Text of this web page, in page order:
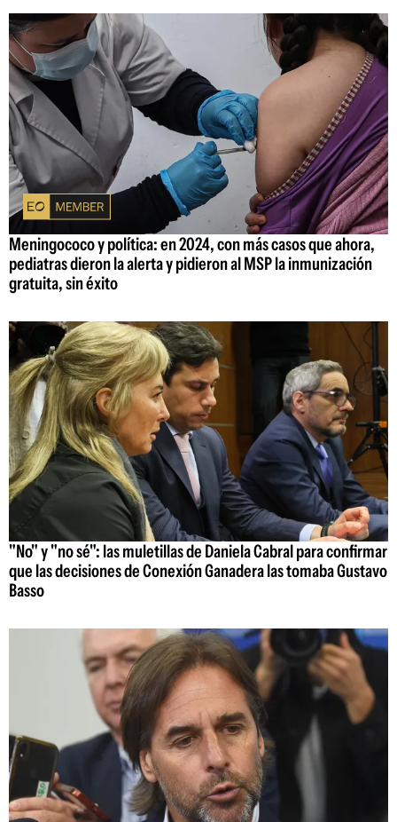
Meningococo y política: en 2024, con más casos que ahora,
pediatras dieron la alerta y pidieron al MSP la inmunización
gratuita, sin éxito
"No" y "no sé": las muletillas de Daniela Cabral para confirmar
que las decisiones de Conexión Ganadera las tomaba Gustavo
Basso